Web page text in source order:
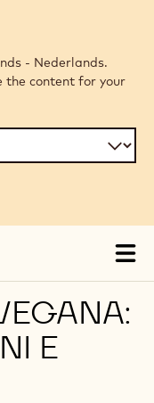
- Nederlands.
the content for your
E